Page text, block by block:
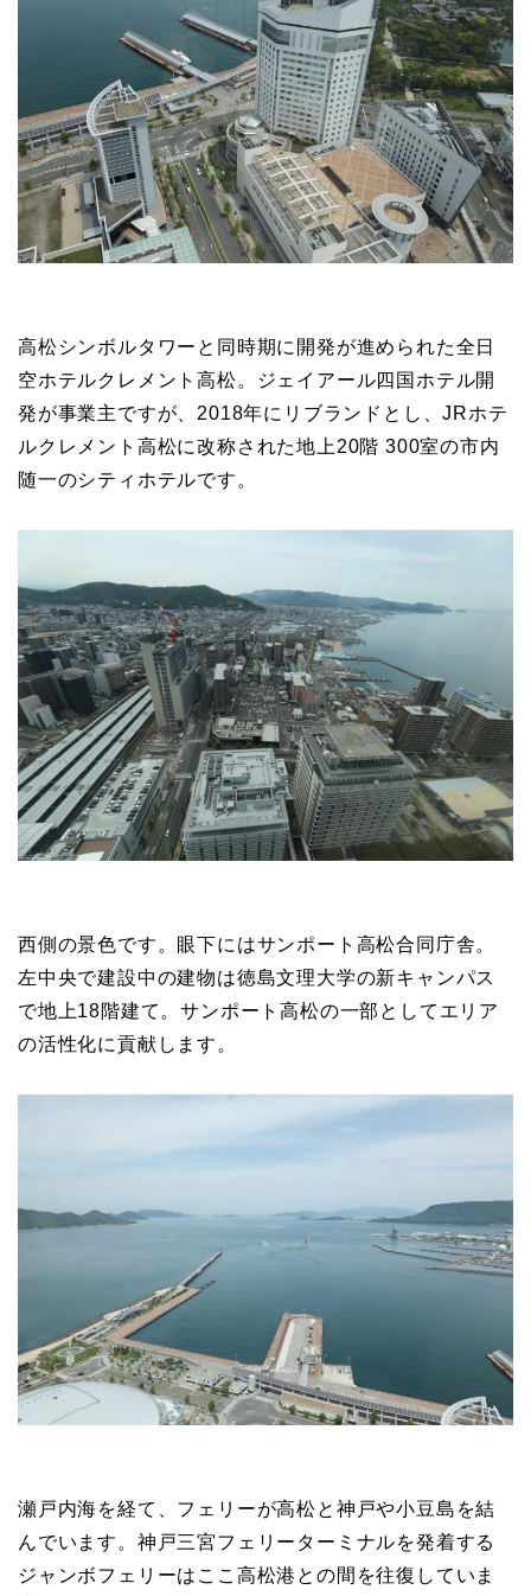
高松シンボルタワーと同時期に開発が進められた全日
空ホテルクレメント高松。ジェイアール四国ホテル開
発が事業主ですが、2018年にリブランドとし、JRホテ
ルクレメント高松に改称された地上20階 300室の市内
随一のシティホテルです。
西側の景色です。眼下にはサンポート高松合同庁舎。
左中央で建設中の建物は徳島文理大学の新キャンパス
で地上18階建て。サンポート高松の一部としてエリア
の活性化に貢献します。
瀬戸内海を経て、フェリーが高松と神戸や小豆島を結
んでいます。神戸三宮フェリーターミナルを発着する
ジャンボフェリーはここ高松港との間を往復していま